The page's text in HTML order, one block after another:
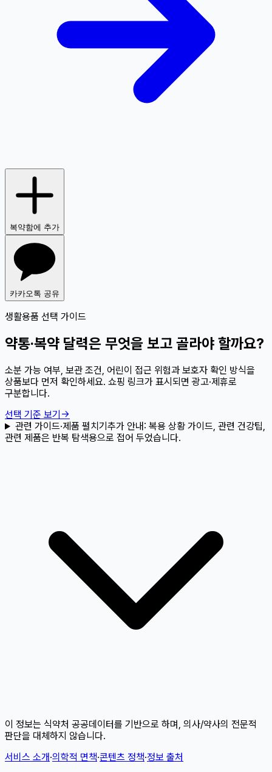
복약함에 추가
카카오톡 공유
생활용품 선택 가이드
약통·복약 달력은 무엇을 보고 골라야 할까요?
소분 가능 여부, 보관 조건, 어린이 접근 위험과 보호자 확인 방식을
상품보다 먼저 확인하세요. 쇼핑 링크가 표시되면 광고·제휴로
구분합니다.
선택 기준 보기 →
관련 가이드·제품 펼치기추가 안내: 복용 상황 가이드, 관련 건강팁,
관련 제품은 반복 탐색용으로 접어 두었습니다.
이 정보는 식약처 공공데이터를 기반으로 하며, 의사/약사의 전문적
판단을 대체하지 않습니다.
서비스 소개·의학적 면책·콘텐츠 정책·정보 출처